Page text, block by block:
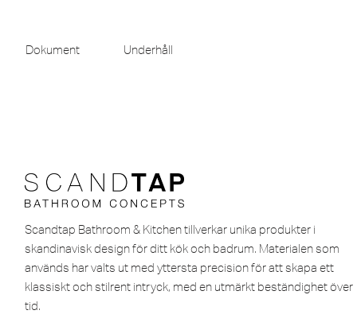
Dokument Underhåll
Scandtap Bathroom & Kitchen tillverkar unika produkter i
skandinavisk design för ditt kök och badrum. Materialen som
används har valts ut med yttersta precision för att skapa ett
klassiskt och stilrent intryck, med en utmärkt beständighet över
tid.